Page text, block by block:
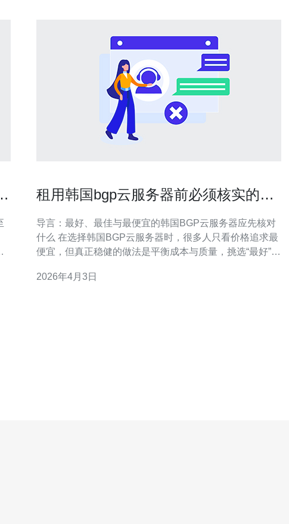
租用韩国bgp云服务器前必须核实的合
导言：最好、最佳与最便宜的韩国BGP云服务器应先核对
什么 在选择韩国BGP云服务器时，很多人只看价格追求最
便宜，但真正稳健的做法是平衡成本与质量，挑选“最好”或
细则，确保可用性、带宽计费、赔偿机制、维护窗口与支
2026年4月3日